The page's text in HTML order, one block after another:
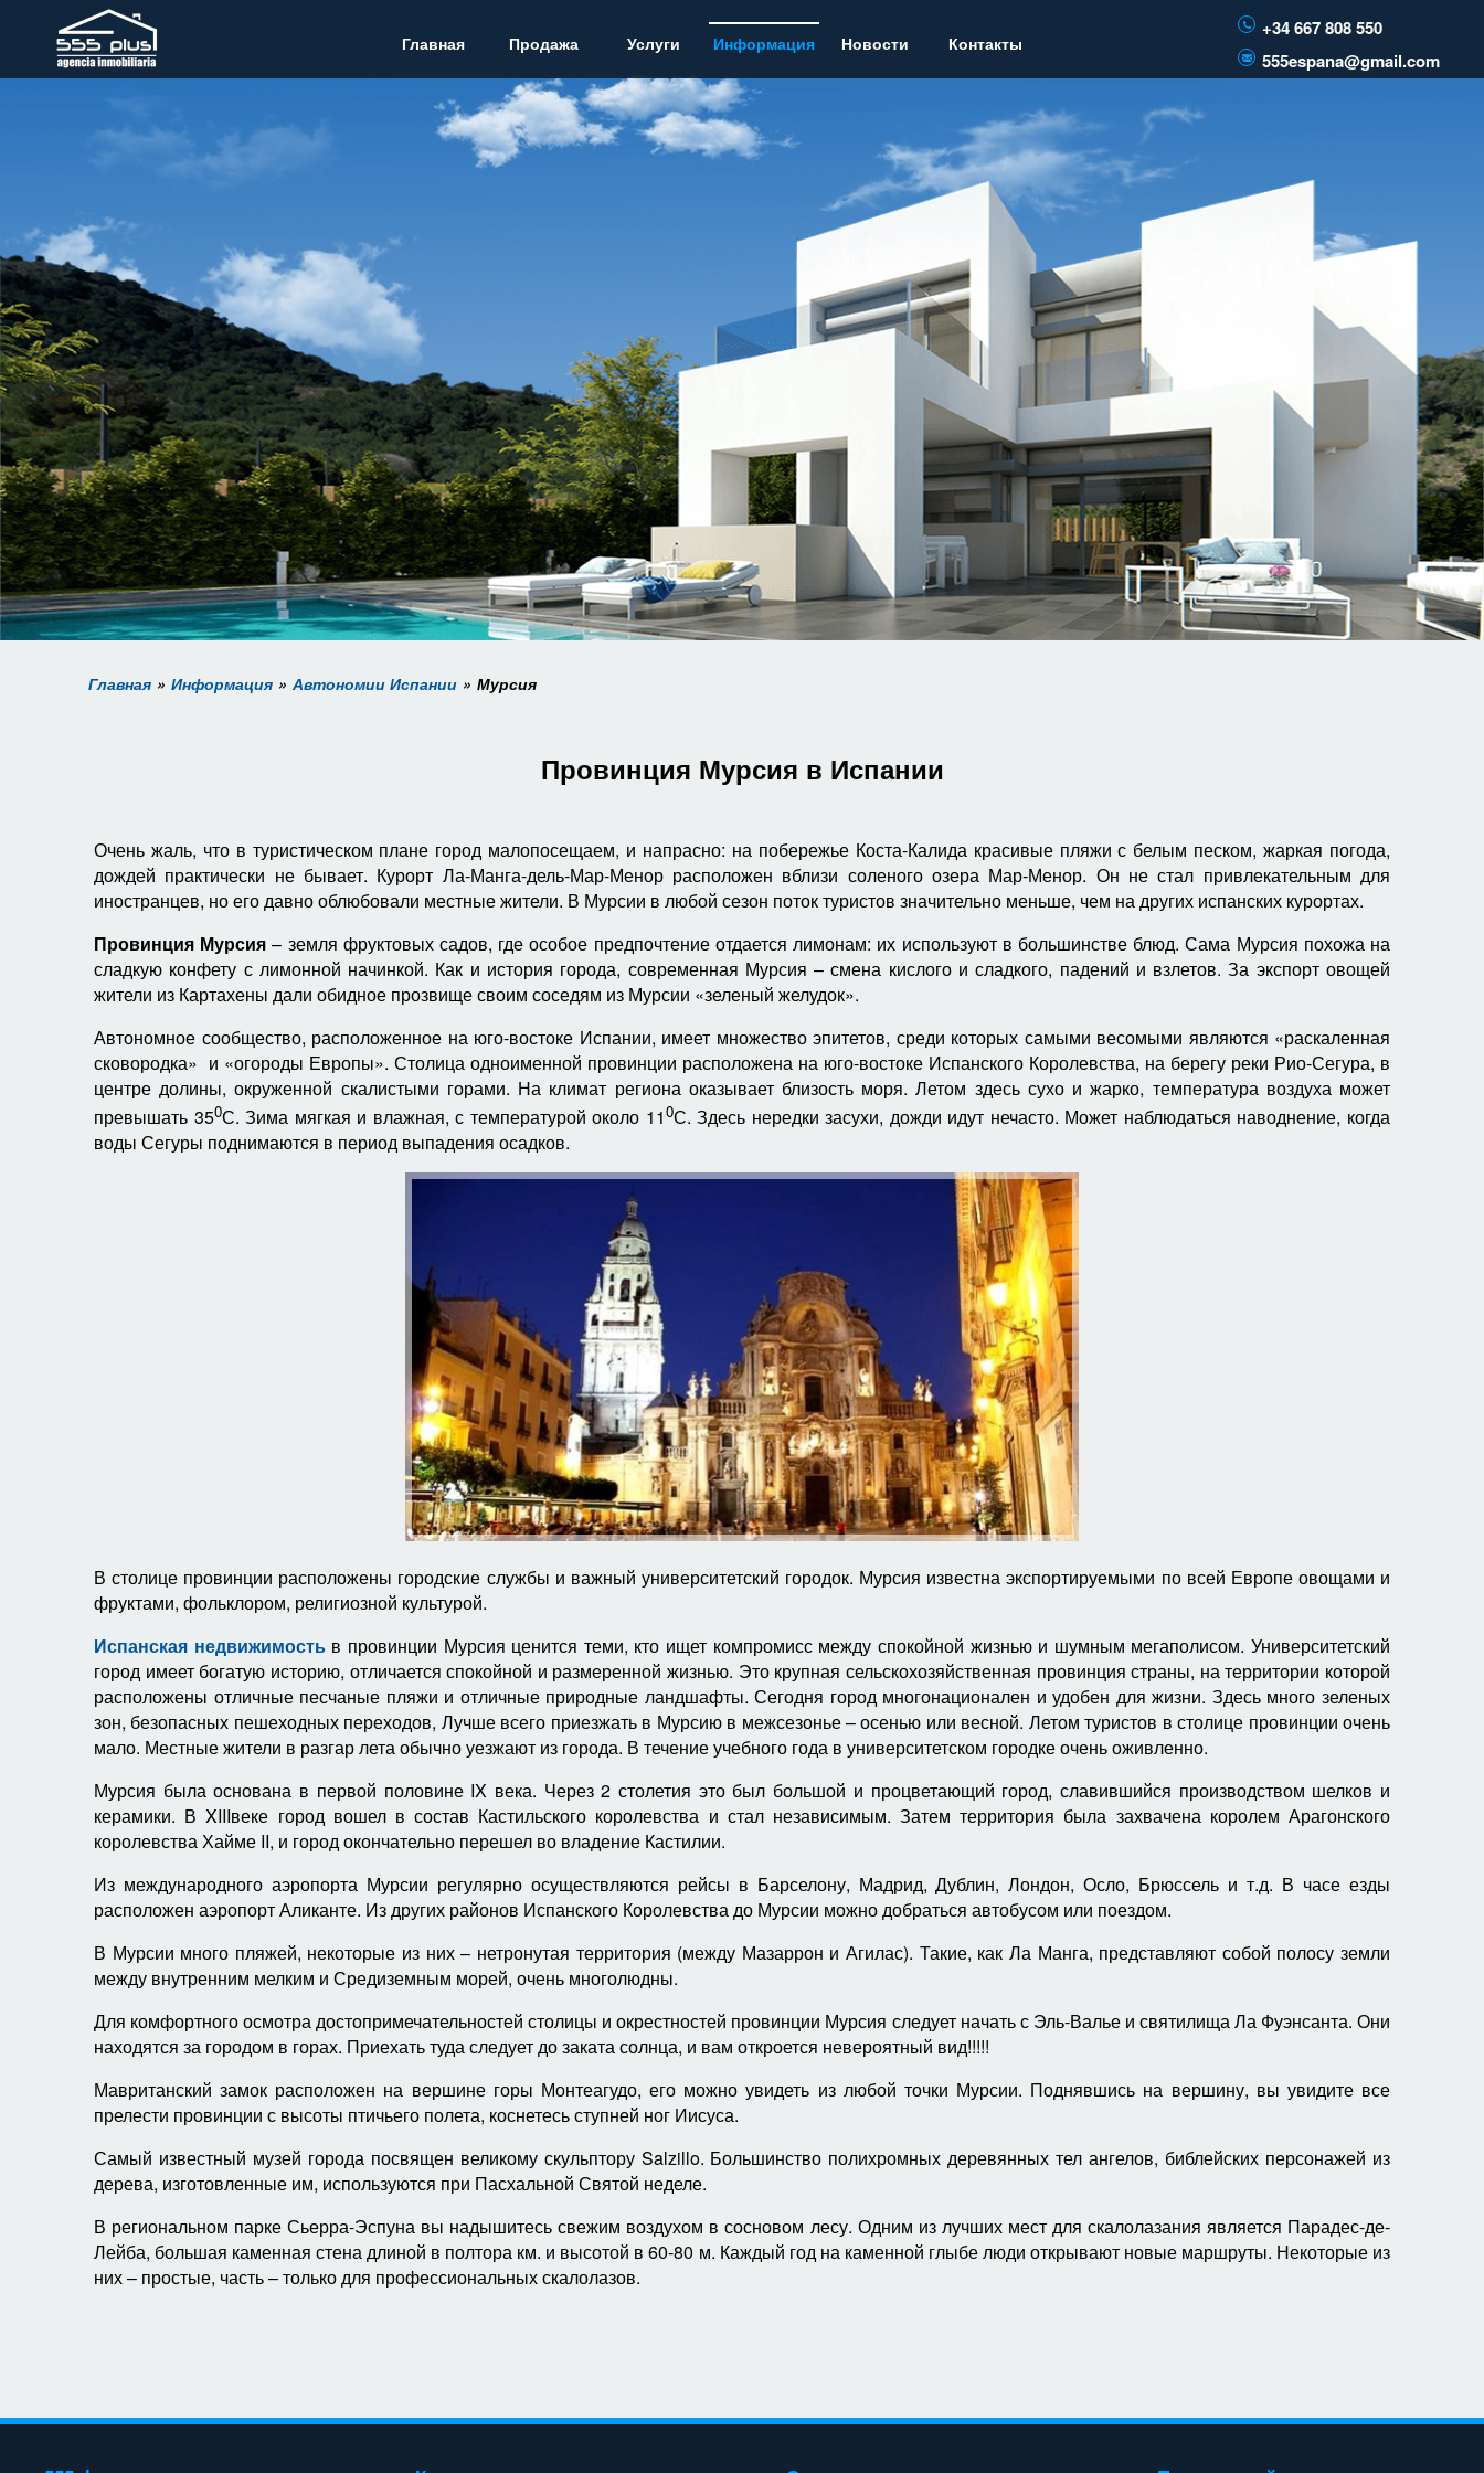
Главная Продажа Услуги Информация Новости Контакты
+34 667 808 550
555espana@gmail.com
Главная Информация Автономии Испании Мурсия
Провинция Мурсия в Испании
Очень жаль, что в туристическом плане город малопосещаем, и напрасно: на побережье Коста-Калида красивые пляжи с белым песком, жаркая погода,
дождей практически не бывает. Курорт Ла-Манга-дель-Мар-Менор расположен вблизи соленого озера Мар-Менор. Он не стал привлекательным для
иностранцев, но его давно облюбовали местные жители. В Мурсии в любой сезон поток туристов значительно меньше, чем на других испанских курортах.
Провинция Мурсия– земля фруктовых садов, где особое предпочтение отдается лимонам: их используют в большинстве блюд. Сама Мурсия похожа на
сладкую конфету с лимонной начинкой. Как и история города, современная Мурсия – смена кислого и сладкого, падений и взлетов. За экспорт овощей
жители из Картахены дали обидное прозвище своим соседям из Мурсии «зеленый желудок».
Автономное сообщество, расположенное на юго-востоке Испании, имеет множество эпитетов, среди которых самыми весомыми являются «раскаленная
сковородка» и «огороды Европы». Столица одноименной провинции расположена на юго-востоке Испанского Королевства, на берегу реки Рио-Сегура, в
центре долины, окруженной скалистыми горами. На климат региона оказывает близость моря. Летом здесь сухо и жарко, температура воздуха может
превышать 350С. Зима мягкая и влажная, с температурой около 110С. Здесь нередки засухи, дожди идут нечасто. Может наблюдаться наводнение, когда
воды Сегуры поднимаются в период выпадения осадков.
В столице провинции расположены городские службы и важный университетский городок. Мурсия известна экспортируемыми по всей Европе овощами и
фруктами, фольклором, религиозной культурой.
Испанская недвижимостьв провинции Мурсия ценится теми, кто ищет компромисс между спокойной жизнью и шумным мегаполисом. Университетский
город имеет богатую историю, отличается спокойной и размеренной жизнью. Это крупная сельскохозяйственная провинция страны, на территории которой
расположены отличные песчаные пляжи и отличные природные ландшафты. Сегодня город многонационален и удобен для жизни. Здесь много зеленых
зон, безопасных пешеходных переходов, Лучше всего приезжать в Мурсию в межсезонье – осенью или весной. Летом туристов в столице провинции очень
мало. Местные жители в разгар лета обычно уезжают из города. В течение учебного года в университетском городке очень оживленно.
Мурсия была основана в первой половине IX века. Через 2 столетия это был большой и процветающий город, славившийся производством шелков и
керамики. В XIIIвеке город вошел в состав Кастильского королевства и стал независимым. Затем территория была захвачена королем Арагонского
королевства Хайме II, и город окончательно перешел во владение Кастилии.
Из международного аэропорта Мурсии регулярно осуществляются рейсы в Барселону, Мадрид, Дублин, Лондон, Осло, Брюссель и т.д. В часе езды
расположен аэропорт Аликанте. Из других районов Испанского Королевства до Мурсии можно добраться автобусом или поездом.
В Мурсии много пляжей, некоторые из них – нетронутая территория (между Мазаррон и Агилас). Такие, как Ла Манга, представляют собой полосу земли
между внутренним мелким и Средиземным морей, очень многолюдны.
Для комфортного осмотра достопримечательностей столицы и окрестностей провинции Мурсия следует начать с Эль-Валье и святилища Ла Фуэнсанта. Они
находятся за городом в горах. Приехать туда следует до заката солнца, и вам откроется невероятный вид!!!!!
Мавританский замок расположен на вершине горы Монтеагудо, его можно увидеть из любой точки Мурсии. Поднявшись на вершину, вы увидите все
прелести провинции с высоты птичьего полета, коснетесь ступней ног Иисуса.
Самый известный музей города посвящен великому скульптору Salzillo. Большинство полихромных деревянных тел ангелов, библейских персонажей из
дерева, изготовленные им, используются при Пасхальной Святой неделе.
В региональном парке Сьерра-Эспуна вы надышитесь свежим воздухом в сосновом лесу. Одним из лучших мест для скалолазания является Парадес-де-
Лейба, большая каменная стена длиной в полтора км. и высотой в 60-80 м. Каждый год на каменной глыбе люди открывают новые маршруты. Некоторые из
них – простые, часть – только для профессиональных скалолазов.